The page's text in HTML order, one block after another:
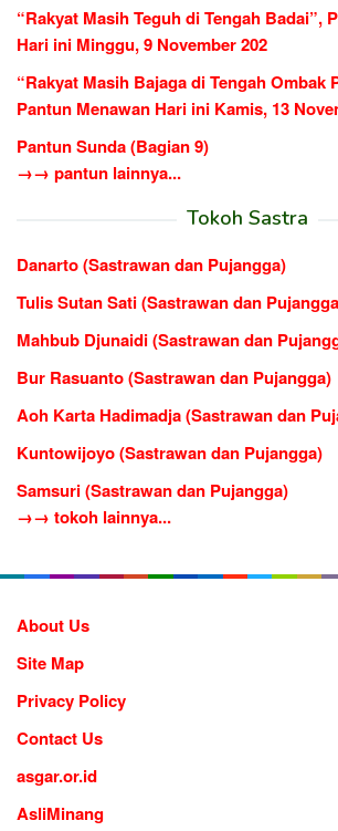
“Rakyat Masih Teguh di Tengah Badai”,
Hari ini Minggu, 9 November 202
“Rakyat Masih Bajaga di Tengah Ombak
Pantun Menawan Hari ini Kamis, 13
Pantun Sunda (Bagian 9)
→→ pantun lainnya...
Tokoh Sastra
Danarto (Sastrawan dan Pujangga)
Tulis Sutan Sati (Sastrawan dan
Mahbub Djunaidi (Sastrawan dan
Bur Rasuanto (Sastrawan dan Pujangga)
Aoh Karta Hadimadja (Sastrawan dan
Kuntowijoyo (Sastrawan dan Pujangga)
Samsuri (Sastrawan dan Pujangga)
→→ tokoh lainnya...
About Us
Site Map
Privacy Policy
Contact Us
asgar.or.id
AsliMinang